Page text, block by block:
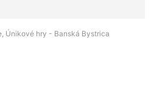
Únikové hry - Banská Bystrica